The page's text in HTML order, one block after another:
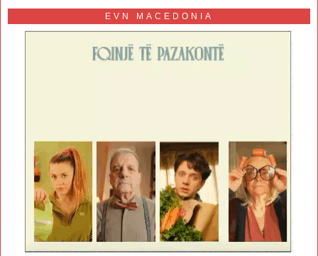
EVN MACEDONIA